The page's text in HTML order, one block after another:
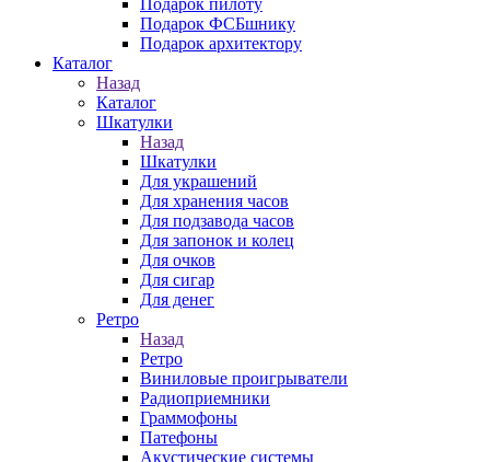
Подарок пилоту
Подарок ФСБшнику
Подарок архитектору
Каталог
Назад
Каталог
Шкатулки
Назад
Шкатулки
Для украшений
Для хранения часов
Для подзавода часов
Для запонок и колец
Для очков
Для сигар
Для денег
Ретро
Назад
Ретро
Виниловые проигрыватели
Радиоприемники
Граммофоны
Патефоны
Акустические системы